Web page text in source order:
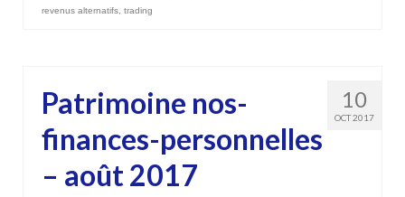
revenus alternatifs trading
10
OCT 2017
Patrimoine nos-
finances-personnelles
– août 2017